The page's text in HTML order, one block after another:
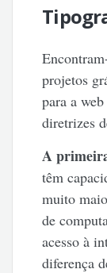
projetos
para a
diretrizes
A
têm
muito
de
acesso à
diferença